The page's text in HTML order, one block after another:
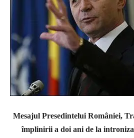
Mesajul Presedintelui României,
împlinirii a doi ani de la